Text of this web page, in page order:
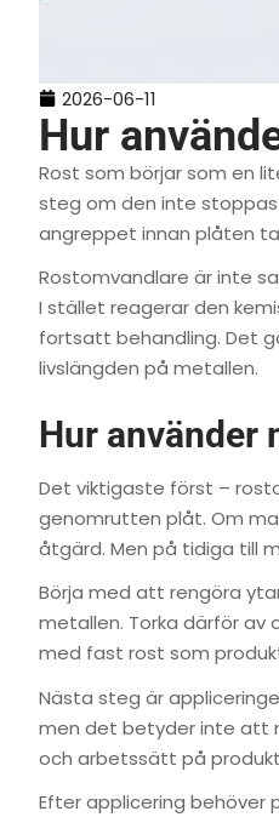
2026-06-11
Hur
Rost som börjar som en
steg om den inte stoppas
angreppet innan plåten
Rostomvandlare är inte
I stället reagerar den
fortsatt behandling. Det
livslängden på metallen.
Hur använder
Det viktigaste först –
genomrutten plåt. Om
åtgärd. Men på tidiga till
Börja med att rengöra
metallen. Torka därför av
med fast rost som
Nästa steg är
men det betyder inte att
och arbetssätt på
Efter applicering behöver